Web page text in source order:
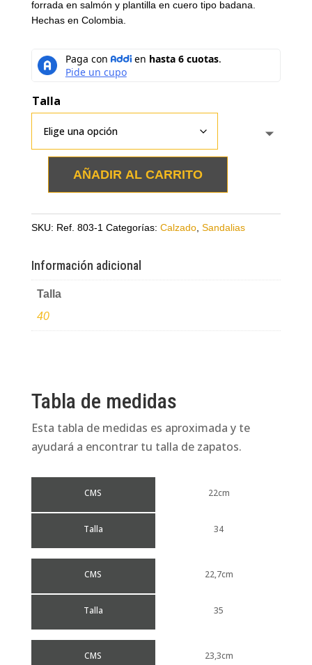
forrada en salmón y plantilla en cuero tipo badana.
Hechas en Colombia.
Talla
Sandalia
en
con
moño
cantidad
AÑADIR AL CARRITO
SKU: Ref. 803-1 Categorías: Calzado, Sandalias
Información adicional
Talla
40
Tabla de medidas
Esta tabla de medidas es aproximada y te
ayudará a encontrar tu talla de zapatos.
CMS
Talla
22cm
34
CMS
Talla
22,7cm
35
CMS 23,3cm